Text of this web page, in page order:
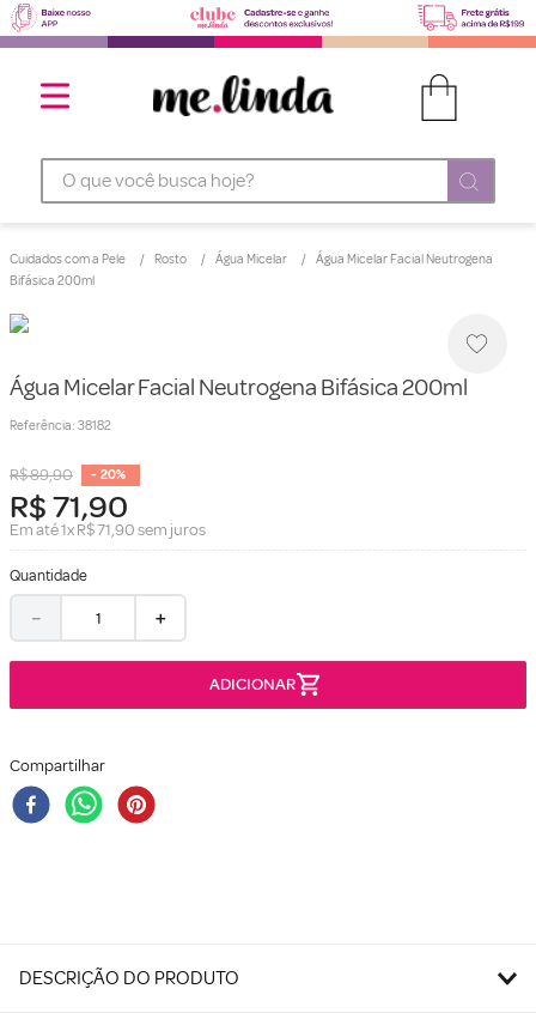
O que você busca hoje?
Cuidados com a Pele Rosto Água Micelar
Água Micelar Facial Neutrogena
Bifásica 200ml
Água Micelar Facial Neutrogena Bifásica 200ml
Referência: 38182
R$89,90 - 20%
R$71,90
Em até1xR$71,90sem juros
Quantidade
＋
－
Compartilhar
DESCRIÇÃO DO PRODUTO